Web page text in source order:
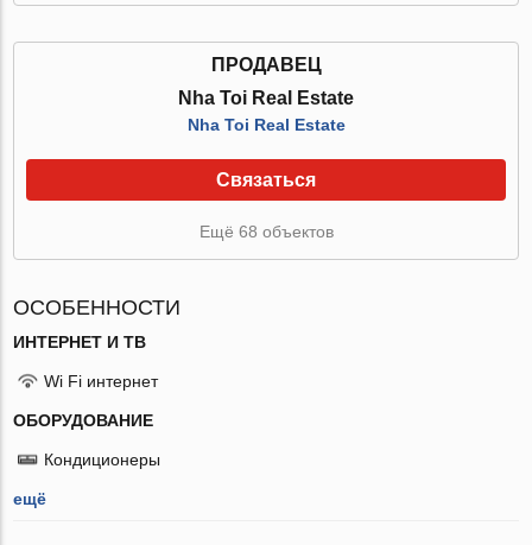
ПРОДАВЕЦ
Nha Toi Real Estate
Nha Toi Real Estate
Связаться
Ещё 68 объектов
ОСОБЕННОСТИ
ИНТЕРНЕТ И ТВ
Wi Fi интернет
ОБОРУДОВАНИЕ
Кондиционеры
ещё